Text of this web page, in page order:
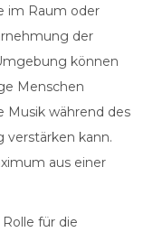
im Raum oder
der
können
Menschen
Musik während des
verstärken kann.
aus einer
für die